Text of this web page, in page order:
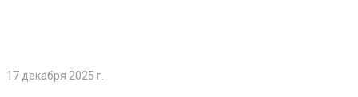
17 декабря 2025 г.